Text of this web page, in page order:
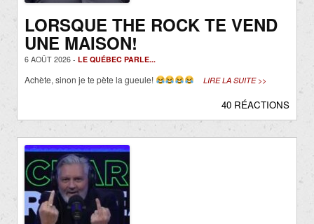
LORSQUE THE ROCK TE VEND
UNE MAISON!
6 AOÛT 2026 - LE QUÉBEC PARLE...
Achète, sinon je te pète la gueule! LIRE LA SUITE >>
40 RÉACTIONS